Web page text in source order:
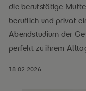
die berufstätige
beruflich und privat
Abendstudium der
perfekt zu ihrem
18.02.2026